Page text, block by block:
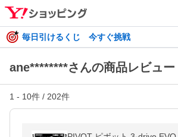
毎日引けるくじ 今すぐ挑戦
ane********さんの商品レビュー
1 - 10件 / 202件